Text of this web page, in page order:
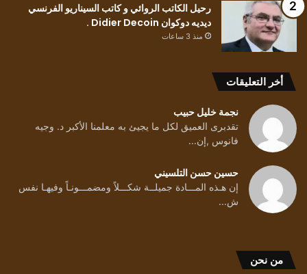
رحيل الكاتب الروائي و كاتب السيناريو الفرنسي
ديديه دوكوان Didier Decoin .
منذ 3 ساعات
أخر التعليقات
نجمة خليل حبيب
تقدبرى العميق لكل ما يجيئ به معلمنا الأكبر د. وجيه
فانوس ,إن...
حسين حسن التلسيني
إن هـذه المـــادة جميلــة شكـــلاً ومضمـــونـاً وفيهـا نفس
ش...
من نحن